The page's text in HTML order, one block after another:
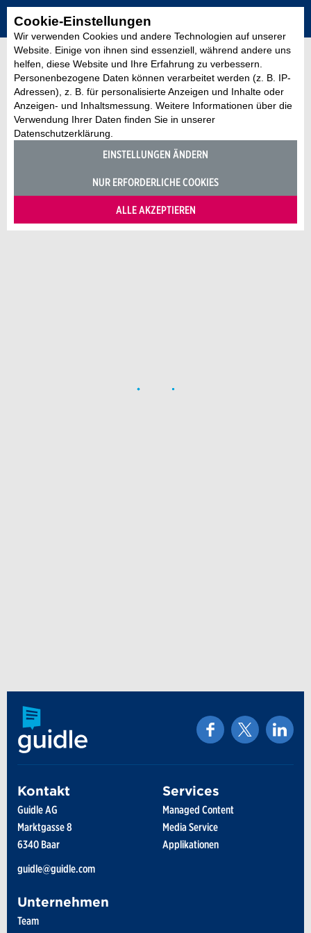
Cookie-Einstellungen
Wir verwenden Cookies und andere Technologien auf unserer
Website. Einige von ihnen sind essenziell, während andere uns
helfen, diese Website und Ihre Erfahrung zu verbessern.
Personenbezogene Daten können verarbeitet werden (z. B. IP-
Adressen), z. B. für personalisierte Anzeigen und Inhalte oder
Anzeigen- und Inhaltsmessung. Weitere Informationen über die
Verwendung Ihrer Daten finden Sie in unserer
Datenschutzerklärung.
EINSTELLUNGEN ÄNDERN
NUR ERFORDERLICHE COOKIES
ALLE AKZEPTIEREN